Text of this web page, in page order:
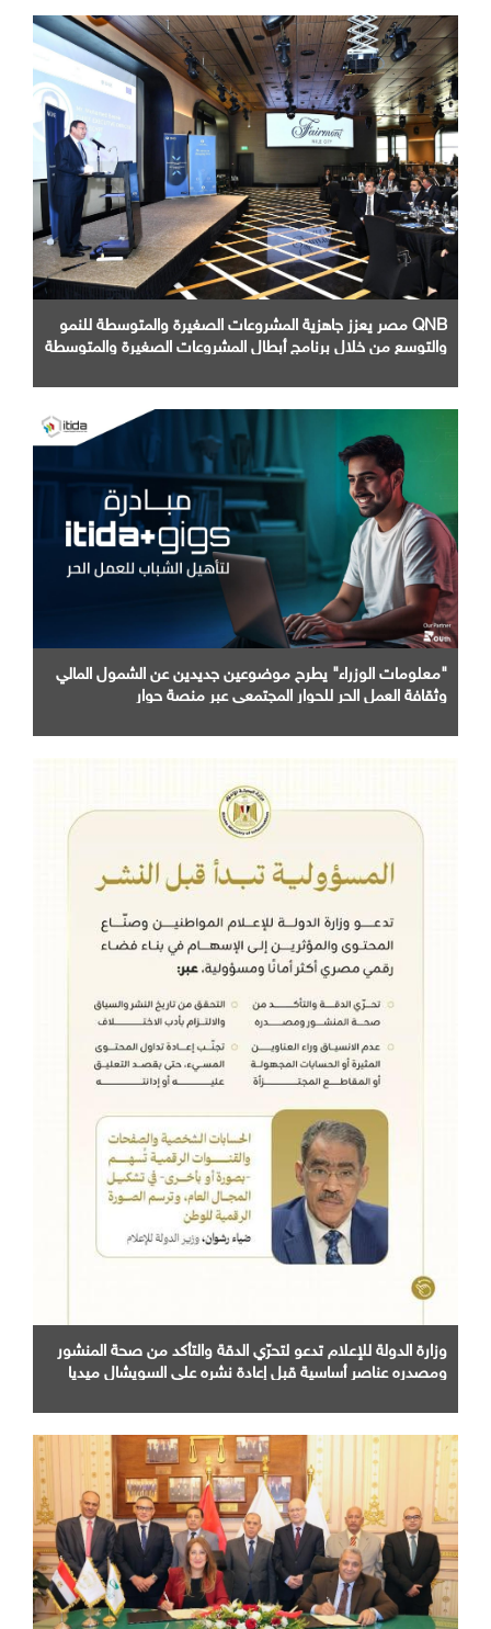
QNB مصر يعزز جاهزية المشروعات الصغيرة والمتوسطة للنمو
والتوسع من خلال برنامج أبطال المشروعات الصغيرة والمتوسطة
"معلومات الوزراء" يطرح موضوعين جديدين عن الشمول المالي
وثقافة العمل الحر للحوار المجتمعي عبر منصة حوار
وزارة الدولة للإعلام تدعو لتحرّي الدقة والتأكد من صحة المنشور
ومصدره عناصر أساسية قبل إعادة نشره على السويشال ميديا